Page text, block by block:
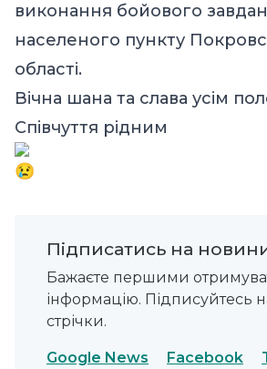
виконання бойового
населеного пункту
області.
Вічна шана та слава усім
Співчуття рідним
Підписатись на
Бажаєте першими
інформацію. Підписуйтесь
стрічки.
Google News Facebook